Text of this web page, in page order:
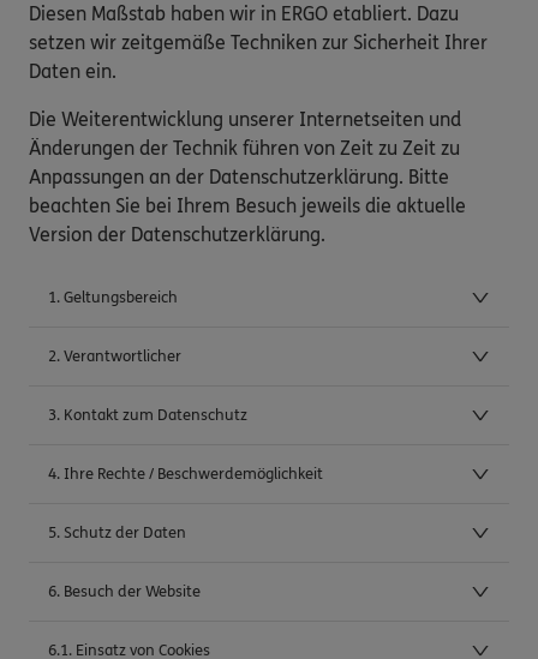
Diesen Maßstab haben wir in ERGO etabliert. Dazu
setzen wir zeitgemäße Techniken zur Sicherheit Ihrer
Daten ein.
Die Weiterentwicklung unserer Internetseiten und
Änderungen der Technik führen von Zeit zu Zeit zu
Anpassungen an der Datenschutzerklärung. Bitte
beachten Sie bei Ihrem Besuch jeweils die aktuelle
Version der Datenschutzerklärung.
1. Geltungsbereich
2. Verantwortlicher
3. Kontakt zum Datenschutz
4. Ihre Rechte / Beschwerdemöglichkeit
5. Schutz der Daten
6. Besuch der Website
6.1. Einsatz von Cookies